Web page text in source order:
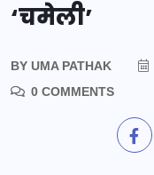
‘चमेली’
BY UMA PATHAK
0 COMMENTS